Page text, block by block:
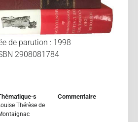
de parution : 1998
2908081784
Thérèse de
Commentaire